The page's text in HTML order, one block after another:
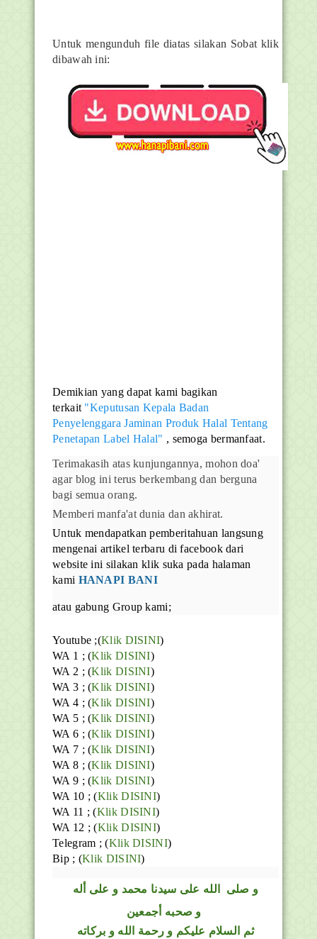
Untuk mengunduh file diatas silakan Sobat klik
dibawah ini:
Demikian yang dapat kami bagikan
terkait "Keputusan Kepala Badan
Penyelenggara Jaminan Produk Halal Tentang
Penetapan Label Halal" , semoga bermanfaat.
Terimakasih atas kunjungannya, mohon doa'
agar blog ini terus berkembang dan berguna
bagi semua orang.
Memberi manfa'at dunia dan akhirat.
Untuk mendapatkan pemberitahuan langsung
mengenai artikel terbaru di facebook dari
website ini silakan klik suka pada halaman
kami HANAPI BANI
atau gabung Group kami;
Youtube ;(Klik DISINI)
WA 1 ; (Klik DISINI)
WA 2 ; (Klik DISINI)
WA 3 ; (Klik DISINI)
WA 4 ; (Klik DISINI)
WA 5 ; (Klik DISINI)
WA 6 ; (Klik DISINI)
WA 7 ; (Klik DISINI)
WA 8 ; (Klik DISINI)
WA 9 ; (Klik DISINI)
WA 10 ; (Klik DISINI)
WA 11 ; (Klik DISINI)
WA 12 ; (Klik DISINI)
Telegram ;(Klik DISINI)
Bip ; (Klik DISINI)
و صلى الله على سيدنا محمد و على أله
و صحبه أجمعين
ثم السلام عليكم و رحمة الله و بركاته